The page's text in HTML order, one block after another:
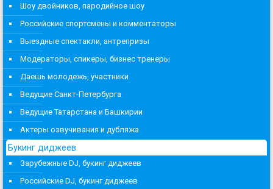
Шоу двойников, пародийное шоу
Российские спортсмены и комментаторы
Выездные спектакли, антрепризы
Модераторы, спикеры, бизнес тренеры
Даешь молодежь, участники
Ведущие Санкт-Петербурга
Ведущие Татарстана и Башкирии
Актеры озвучивания и дубляжа
Букинг диджеев
Зарубежные DJ, букинг диджеев
Российские DJ, букинг диджеев